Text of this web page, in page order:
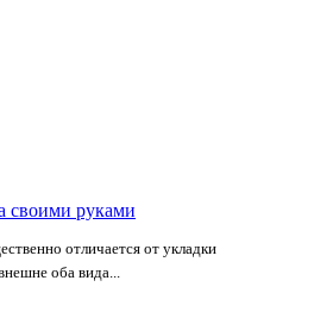
своими руками
отличается от укладки
оба вида...